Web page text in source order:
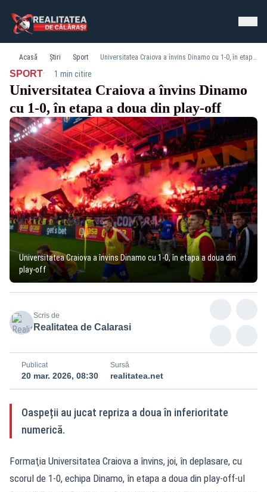
Acasă Știri Sport Universitatea Craiova a învins Dinamo cu 1-0, în etapa a doua din play-off
SPORT· 1 min citire
Universitatea Craiova a învins Dinamo
cu 1-0, în etapa a doua din play-off
Universitatea Craiova a învins Dinamo cu 1-0, în etapa a doua din
play-off
Scris de
Realitatea de Calarasi
Publicat
20 mar. 2026, 08:30
Sursă
realitatea.net
Oaspeții au jucat repriza a doua în inferioritate
numerică.
Formaţia Universitatea Craiova a învins, joi, în deplasare, cu
scorul de 1-0, echipa Dinamo, în etapa a doua din play-off-ul